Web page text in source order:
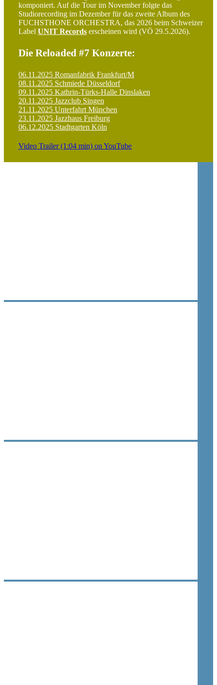
komponiert. Auf die Tour im November folgte das
Studiorecording im Dezember für das zweite Album des
FUCHSTHONE ORCHESTRA, das 2026 beim Schweizer
Label UNIT Records erscheinen wird (VÖ 29.5.2026).
Die Reloaded #7 Konzerte:
06.11.2025 Romanfabrik Frankfurt/M
08.11.2025 Schmiede Düsseldorf
09.11.2025 Kathrin-Türks-Halle Dinslaken
20.11.2025 Jazzclub Singen
21.11.2025 Unterfahrt München
23.11.2025 Jazzhaus Freiburg
06.12.2025 Stadtgarten Köln
Video Trailer (1:04 min) on YouTube